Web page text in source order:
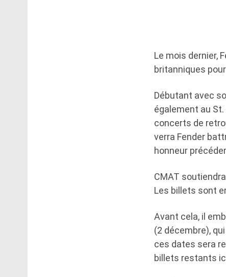
Le mois dernier,
britanniques
Débutant avec
également au
concerts de
verra Fender
honneur
CMAT
Les billets sont
Avant cela, il
(2 décembre),
ces dates sera
billets restants